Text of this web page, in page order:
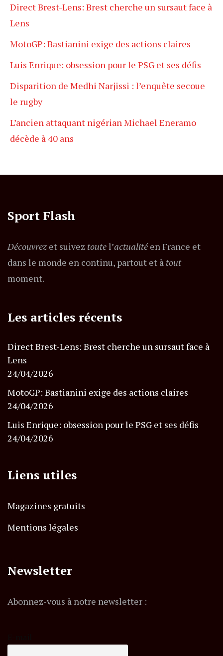
Direct Brest-Lens: Brest cherche un sursaut face à
Lens
MotoGP: Bastianini exige des actions claires
Luis Enrique: obsession pour le PSG et ses défis
Disparition de Medhi Narjissi : l’enquête secoue
le rugby
L’ancien attaquant nigérian Michael Eneramo
décède à 40 ans
Sport Flash
Découvrez et suivez toutel’actualitéen France et
dans le monde en continu, partout et à tout
moment.
Les articles récents
Direct Brest-Lens: Brest cherche un sursaut face à
Lens
24/04/2026
MotoGP: Bastianini exige des actions claires
24/04/2026
Luis Enrique: obsession pour le PSG et ses défis
24/04/2026
Liens utiles
Magazines gratuits
Mentions légales
Newsletter
Abonnez-vous à notre newsletter :